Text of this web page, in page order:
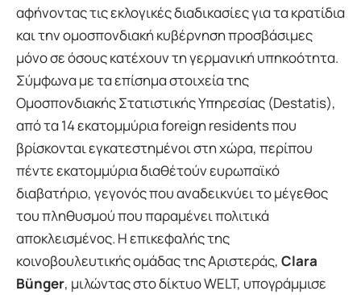
αφήνοντας τις εκλογικές διαδικασίες για τα κρατίδια
και την ομοσπονδιακή κυβέρνηση προσβάσιμες
μόνο σε όσους κατέχουν τη γερμανική υπηκοότητα.
Σύμφωνα με τα επίσημα στοιχεία της
Ομοσπονδιακής Στατιστικής Υπηρεσίας (Destatis),
από τα 14 εκατομμύρια foreign residents που
βρίσκονται εγκατεστημένοι στη χώρα, περίπου
πέντε εκατομμύρια διαθέτούν ευρωπαϊκό
διαβατήριο, γεγονός που αναδεικνύει το μέγεθος
του πληθυσμού που παραμένει πολιτικά
αποκλεισμένος. Η επικεφαλής της
κοινοβουλευτικής ομάδας της Αριστεράς, Clara
Bünger, μιλώντας στο δίκτυο WELT, υπογράμμισε